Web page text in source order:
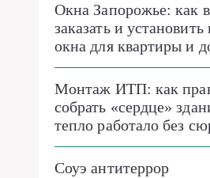
Окна Запорожье: как
заказать и
окна для квартиры и
Монтаж ИТП: как
собрать «сердце»
тепло работало без
Соуэ антитеррор